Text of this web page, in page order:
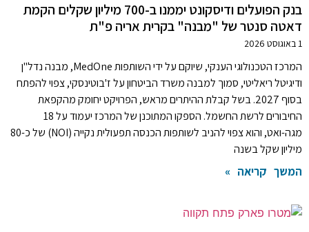
בנק הפועלים ודיסקונט יממנו ב-700 מיליון שקלים הקמת
דאטה סנטר של "מבנה" בקרית אריה פ"ת
1 באוגוסט 2026
המרכז הטכנולוגי הענקי, שיוקם על ידי השותפות MedOne, מבנה נדל"ן
ודיגיטל ריאליטי, סמוך למבנה משרד הביטחון על ז'בוטינסקי, צפוי להפתח
בסוף 2027. בשל קבלת ההיתרים מראש, הפרויקט יחומק מהקפאת
החיבורים לרשת החשמל. הספקו המתוכנן של המרכז יעמוד על 18
מגה-ואט, והוא צפוי להניב לשותפות הכנסה תפעולית נקייה (NOI) של כ-80
מיליון שקל בשנה
המשך קריאה »